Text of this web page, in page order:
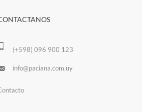
(+598) 096 900 123
info@paciana.com.uy